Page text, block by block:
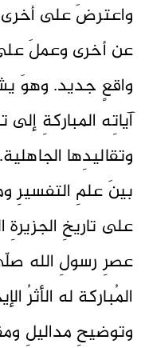
واعترضَ على
عن أخرى وعملَ على
واقعٍ جديد. وهوَ
آياتِه المباركةِ
وتقاليدِها
بينَ علمِ التفسيرِ
على تاريخِ الجزيرةِ
عصرِ رسولِ الله
المُباركة له الأثرُ
وتوضيحِ مداليلِ